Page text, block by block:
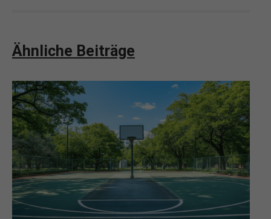
Ähnliche Beiträge